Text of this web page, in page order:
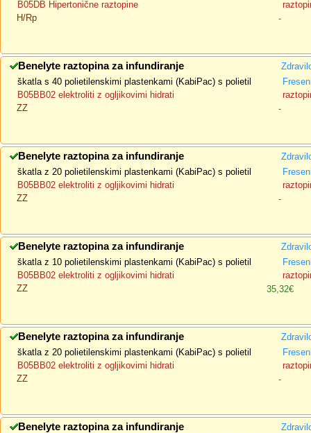
B05DB Hipertonične raztopine
H/Rp
-
Benelyte raztopina za infundiranje
škatla s 40 polietilenskimi plastenkami (KabiPac) s polietil
B05BB02 elektroliti z ogljikovimi hidrati
ZZ
-
Benelyte raztopina za infundiranje
škatla z 20 polietilenskimi plastenkami (KabiPac) s polietil
B05BB02 elektroliti z ogljikovimi hidrati
ZZ
-
Benelyte raztopina za infundiranje
škatla z 10 polietilenskimi plastenkami (KabiPac) s polietil
B05BB02 elektroliti z ogljikovimi hidrati
ZZ
35,32€
Benelyte raztopina za infundiranje
škatla z 20 polietilenskimi plastenkami (KabiPac) s polietil
B05BB02 elektroliti z ogljikovimi hidrati
ZZ
-
Benelyte raztopina za infundiranje